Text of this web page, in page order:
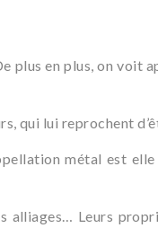
plus en plus, on voit
qui lui reprochent
métal est elle
alliages… Leurs